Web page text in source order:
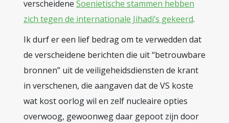
verscheidene Soenietische stammen hebben
zich tegen de internationale Jihadi’s gekeerd.
Ik durf er een lief bedrag om te verwedden dat
de verscheidene berichten die uit “betrouwbare
bronnen” uit de veiligeheidsdiensten de krant
in verschenen, die aangaven dat de VS koste
wat kost oorlog wil en zelf nucleaire opties
overwoog, gewoonweg daar gepoot zijn door